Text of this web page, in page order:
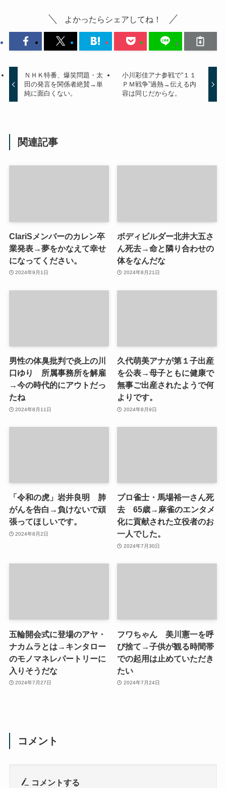
よかったらシェアしてね！
ＮＨＫ特番、爆笑問題・太
田の発言を関係者絶賛→単
純に面白くない。
小川彩佳アナ参戦で“１１
ＰＭ戦争”過熱→伝える内
容は同じだからな。
関連記事
ClariSメンバーのカレン卒
業発表→夢をかなえて幸せ
になってください。
2024年9月1日
ボディビルダー北井大五さ
ん死去→命と隣り合わせの
体をなんだな
2024年8月21日
男性の体臭批判で炎上の川
口ゆり 所属事務所を解雇
→今の時代的にアウトだっ
たね
2024年8月11日
久代萌美アナが第１子出産
を公表→母子ともに健康で
無事ご出産されたようで何
よりです。
2024年8月9日
「令和の虎」岩井良明 肺
がんを告白→負けないで頑
張ってほしいです。
2024年8月2日
プロ雀士・馬場裕一さん死
去 65歳→麻雀のエンタメ
化に貢献された立役者のお
一人でした。
2024年7月30日
五輪開会式に登場のアヤ・
ナカムラとは→キンタロー
のモノマネレパートリーに
入りそうだな
2024年7月27日
フワちゃん 美川憲一を呼
び捨て→子供が観る時間帯
での起用は止めていただき
たい
2024年7月24日
コメント
コメントする